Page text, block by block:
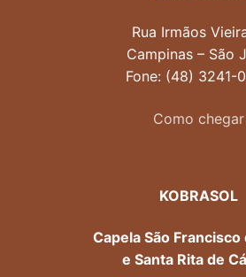
Rua Irmãos
Campinas – São
Fone: (48) 3241-
Como chegar
KOBRASOL
Capela São
e Santa Rita de